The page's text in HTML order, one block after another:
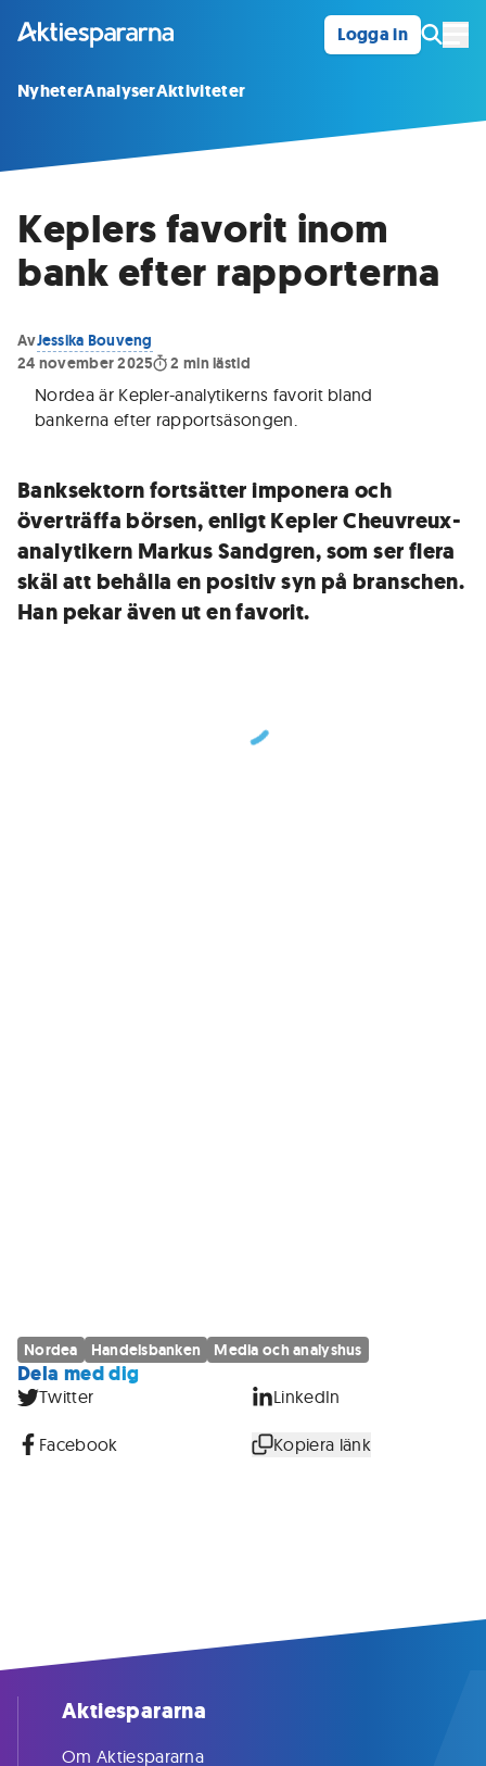
Logga in
NyheterAnalyserAktiviteter
Keplers favorit inom
bank efter rapporterna
AvJessika Bouveng
24 november 2025
2 min lästid
Nordea är Kepler-analytikerns favorit bland
bankerna efter rapportsäsongen.
Banksektorn fortsätter imponera och
överträffa börsen, enligt Kepler Cheuvreux-
analytikern Markus Sandgren, som ser flera
skäl att behålla en positiv syn på branschen.
Han pekar även ut en favorit.
Nordea Handelsbanken Media och analyshus
Dela med dig
Twitter LinkedIn
Facebook Kopiera länk
Aktiespararna
Om Aktiespararna